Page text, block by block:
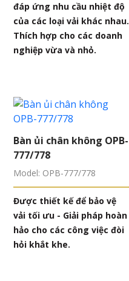
đáp ứng nhu cầu nhiệt độ
của các loại vải khác nhau.
Thích hợp cho các doanh
nghiệp vừa và nhỏ.
Bàn ủi chân không OPB-
777/778
Model: OPB-777/778
Được thiết kế để bảo vệ
vải tối ưu - Giải pháp hoàn
hảo cho các công việc đòi
hỏi khắt khe.